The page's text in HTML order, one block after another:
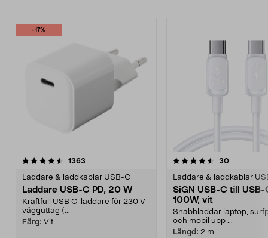
-17%
1363
Laddare & laddkablar USB-C
Laddare USB-C PD, 20 W
Kraftfull USB C-laddare för 230 V
vägguttag (...
Färg: Vit
4.5 av 5 stjärnor 30
Laddare & laddkablar
SiGN USB-C till
100W, vit
Snabbladdar laptop,
och mobil upp ...
Längd: 2 m
4.5 av 5 stjärnor